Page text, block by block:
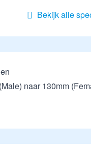
Bekijk alle
naar 130mm